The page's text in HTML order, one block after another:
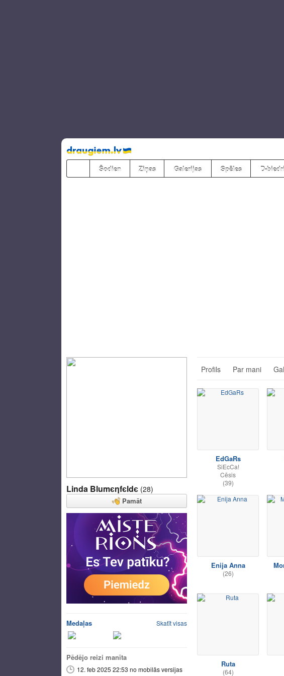
Pāriet
uz
saturu
Šodien Ziņas Galerijas Spēles D-biedri
Linda Blumєηfєldє (28)
Pamāt
Medaļas Skatīt visas
Pēdējo reizi manīta
12. feb 2025 22:53 no mobilās versijas
Profils Par mani
EdGaRs
SiEcCa!
Cēsis
(39)
Enija Anna
(26)
Ruta
(64)